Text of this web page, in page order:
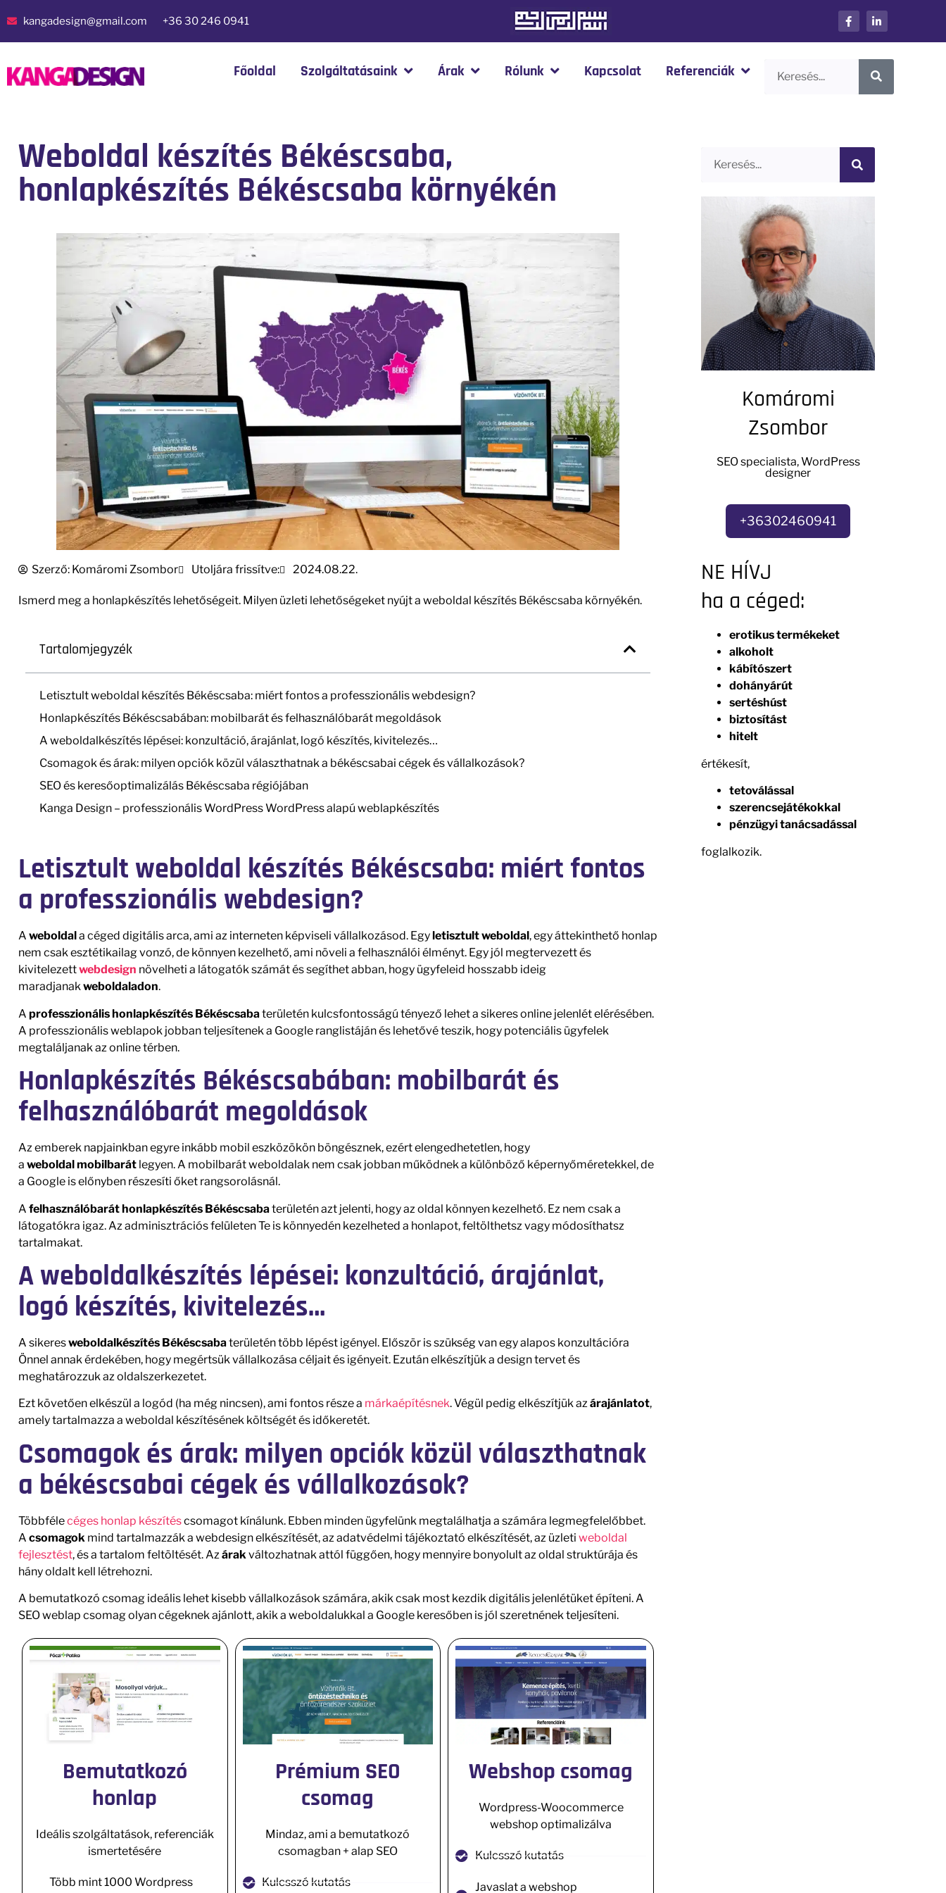
kangadesign@gmail.com +36 30 246 0941
Főoldal Szolgáltatásaink Árak Rólunk Kapcsolat Referenciák
Weboldal készítés Békéscsaba,
honlapkészítés Békéscsaba környékén
Szerző: Komáromi Zsombor Utoljára frissítve: 2024.08.22.
Ismerd meg a honlapkészítés lehetőségeit. Milyen üzleti lehetőségeket nyújt a weboldal készítés Békéscsaba környékén.
Tartalomjegyzék
Letisztult weboldal készítés Békéscsaba: miért fontos a professzionális webdesign?
Honlapkészítés Békéscsabában: mobilbarát és felhasználóbarát megoldások
A weboldalkészítés lépései: konzultáció, árajánlat, logó készítés, kivitelezés…
Csomagok és árak: milyen opciók közül választhatnak a békéscsabai cégek és vállalkozások?
SEO és keresőoptimalizálás Békéscsaba régiójában
Kanga Design – professzionális WordPress WordPress alapú weblapkészítés
Letisztult weboldal készítés Békéscsaba: miért fontos
a professzionális webdesign?
A weboldal a céged digitális arca, ami az interneten képviseli vállalkozásod. Egy letisztult weboldal, egy áttekinthető honlap
nem csak esztétikailag vonzó, de könnyen kezelhető, ami növeli a felhasználói élményt. Egy jól megtervezett és
kivitelezettwebdesign növelheti a látogatók számát és segíthet abban, hogy ügyfeleid hosszabb ideig
maradjanakweboldaladon.
A professzionális honlapkészítés Békéscsabaterületén kulcsfontosságú tényező lehet a sikeres online jelenlét elérésében.
A professzionális weblapok jobban teljesítenek a Google ranglistáján és lehetővé teszik, hogy potenciális ügyfelek
megtaláljanak az online térben.
Honlapkészítés Békéscsabában: mobilbarát és
felhasználóbarát megoldások
Az emberek napjainkban egyre inkább mobil eszközökön böngésznek, ezért elengedhetetlen, hogy
a weboldal mobilbarát legyen. A mobilbarát weboldalak nem csak jobban működnek a különböző képernyőméretekkel, de
a Google is előnyben részesíti őket rangsorolásnál.
A felhasználóbarát honlapkészítés Békéscsabaterületén azt jelenti, hogy az oldal könnyen kezelhető. Ez nem csak a
látogatókra igaz. Az adminisztrációs felületen Te is könnyedén kezelheted a honlapot, feltölthetsz vagy módosíthatsz
tartalmakat.
A weboldalkészítés lépései: konzultáció, árajánlat,
logó készítés, kivitelezés…
A sikeresweboldalkészítés Békéscsabaterületén több lépést igényel. Először is szükség van egy alapos konzultációra
Önnel annak érdekében, hogy megértsük vállalkozása céljait és igényeit. Ezután elkészítjük a design tervet és
meghatározzuk az oldalszerkezetet.
Ezt követően elkészül a logód (ha még nincsen), ami fontos része a márkaépítésnek. Végül pedig elkészítjük azárajánlatot,
amely tartalmazza a weboldal készítésének költségét és időkeretét.
Csomagok és árak: milyen opciók közül választhatnak
a békéscsabai cégek és vállalkozások?
Többfélecéges honlap készítéscsomagot kínálunk. Ebben minden ügyfelünk megtalálhatja a számára legmegfelelőbbet.
A csomagok mind tartalmazzák a webdesign elkészítését, az adatvédelmi tájékoztató elkészítését, az üzleti weboldal
fejlesztést, és a tartalom feltöltését. Az árak változhatnak attól függően, hogy mennyire bonyolult az oldal struktúrája és
hány oldalt kell létrehozni.
A bemutatkozó csomag ideális lehet kisebb vállalkozások számára, akik csak most kezdik digitális jelenlétüket építeni. A
SEO weblap csomag olyan cégeknek ajánlott, akik a weboldalukkal a Google keresőben is jól szeretnének teljesíteni.
Bemutatkozó
honlap
Ideális szolgáltatások, referenciák
ismertetésére
Több mint 1000 Wordpress
Prémium SEO
csomag
Mindaz, ami a bemutatkozó
csomagban + alap SEO
Kulcsszó kutatás
Webshop csomag
Wordpress-Woocommerce
webshop optimalizálva
Kulcsszó kutatás
Javaslat a webshop
Komáromi
Zsombor
SEO specialista, WordPress
designer
+36302460941
NE HÍVJ
ha a céged:
erotikus termékeket
alkoholt
kábítószert
dohányárút
sertéshúst
biztosítást
hitelt
értékesít,
tetoválással
szerencsejátékokkal
pénzügyi tanácsadással
foglalkozik.